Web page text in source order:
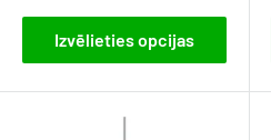
Izvēlieties opcijas